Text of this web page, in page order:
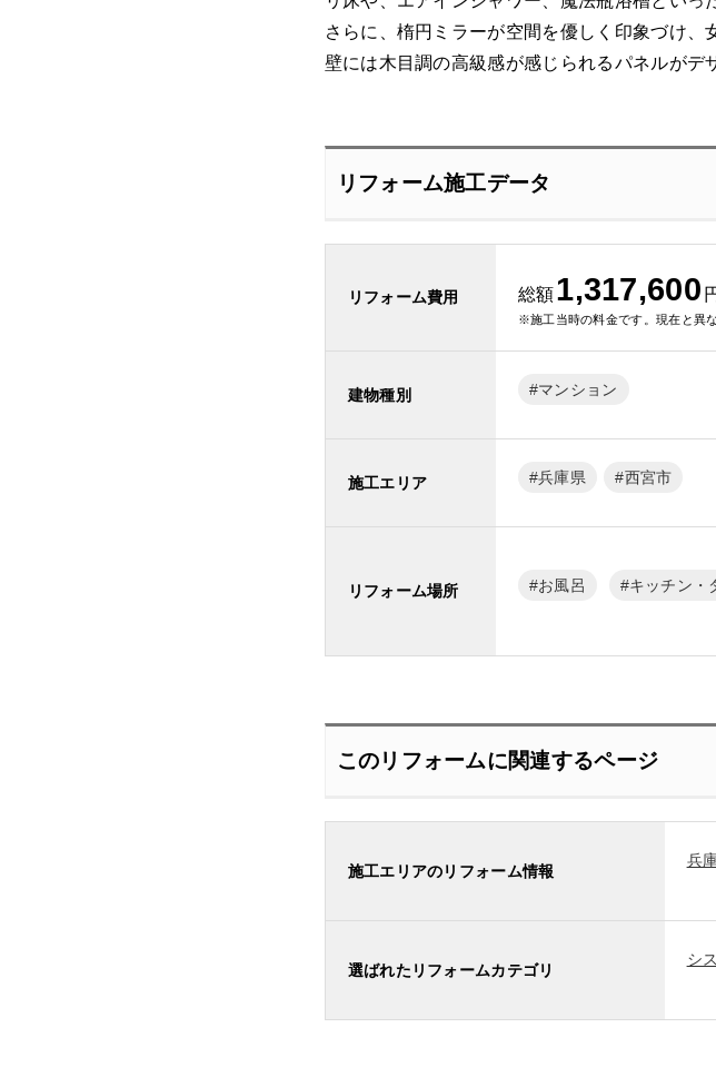
さらに、楕円ミラーが空間を優しく印象づけ、
壁には木目調の高級感が感じられるパネルがデ
リフォーム施工データ
リフォーム費用 総額1,317,600
※施工当時の料金です。現在と異
建物種別 マンション
施工エリア 兵庫県 西宮市
リフォーム場所 お風呂 キッチン・
このリフォームに関連するページ
施工エリアのリフォーム情報
兵
選ばれたリフォームカテゴリ
シ